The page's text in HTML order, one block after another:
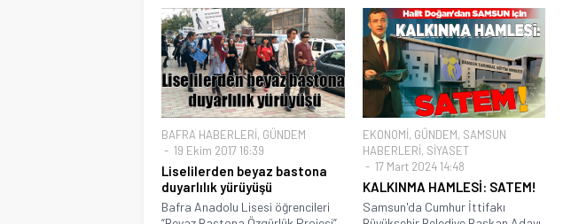
BAFRA HABERLERİ, GÜNDEM
19 Ekim 2017 16:39
Liselilerden beyaz bastona
duyarlılık yürüyüşü
Bafra Anadolu Lisesi öğrencileri
EKONOMİ, GÜNDEM, SAMSUN
HABERLERİ, SİYASET
17 Mart 2024 14:48
KALKINMA HAMLESİ: SATEM!
Samsun'da Cumhur İttifakı